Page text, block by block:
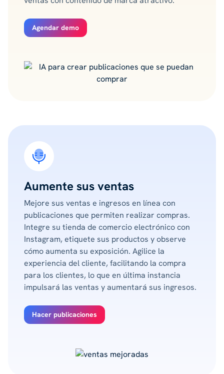
Agendar demo
Aumente sus ventas
Mejore sus ventas e ingresos en línea con
publicaciones que permiten realizar compras.
Integre su tienda de comercio electrónico con
Instagram, etiquete sus productos y observe
cómo aumenta su exposición. Agilice la
experiencia del cliente, facilitando la compra
para los clientes, lo que en última instancia
impulsará las ventas y aumentará sus ingresos.
Hacer publicaciones